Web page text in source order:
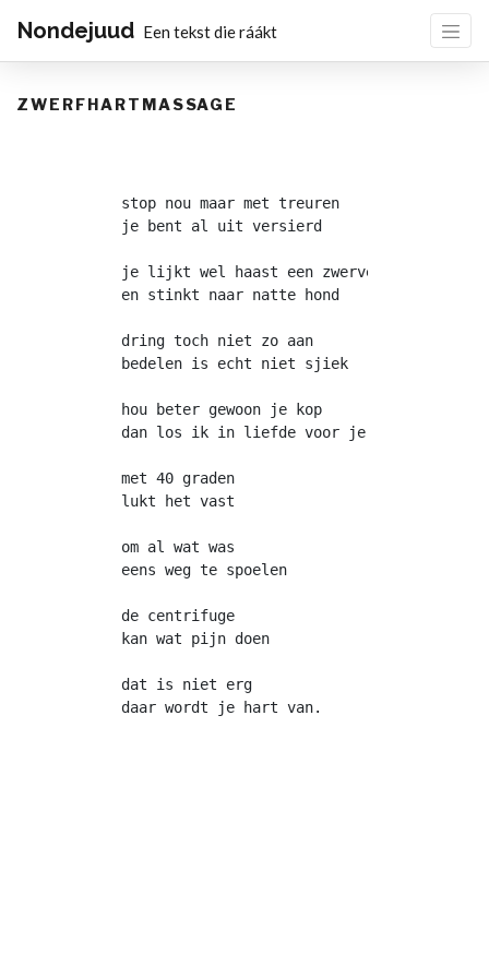
Nondejuud Een tekst die ráákt
ZWERFHARTMASSAGE
stop nou maar met treuren
je bent al uit versierd
je lijkt wel haast een zwerver
en stinkt naar natte hond
dring toch niet zo aan
bedelen is echt niet sjiek
hou beter gewoon je kop
dan los ik in liefde voor je op
met 40 graden
lukt het vast
om al wat was
eens weg te spoelen
de centrifuge
kan wat pijn doen
dat is niet erg
daar wordt je hart van.